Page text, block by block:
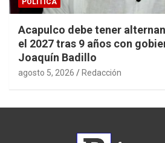
POLÍTICA
Acapulco debe tener
el 2027 tras 9 años con
Joaquín Badillo
agosto 5, 2026 Redacción